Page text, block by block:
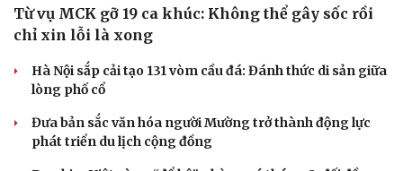
Từ vụ MCK gỡ 19 ca khúc: Không thể gây sốc rồi
chỉ xin lỗi là xong
Hà Nội sắp cải tạo 131 vòm cầu đá: Đánh thức di sản giữa
lòng phố cổ
Đưa bản sắc văn hóa người Mường trở thành động lực
phát triển du lịch cộng đồng